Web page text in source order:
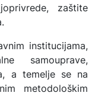
zaštite
institucijama,
samouprave,
a temelje se na
metodološkim